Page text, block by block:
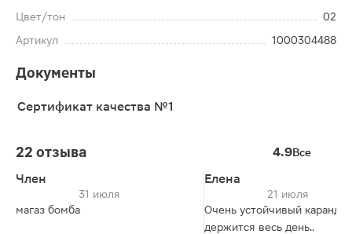
Цвет/тон
02
Артикул
1000304488
Документы
Сертификат качества №1
22 отзыва 4.9Все
Член
31 июля
магаз бомба
Елена
21 июля
Очень устойчивый
держится весь день..